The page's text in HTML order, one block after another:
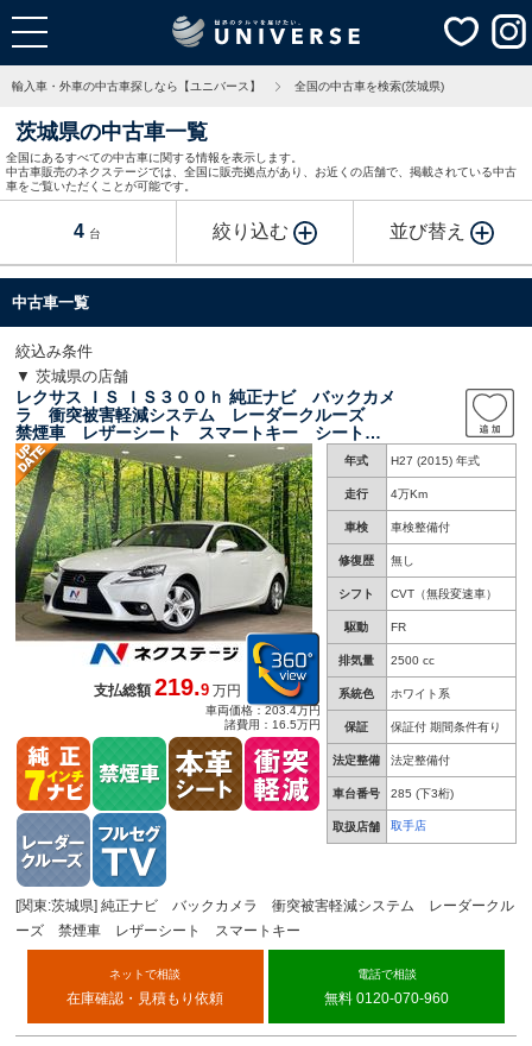
輸入車・外車の中古車探しなら【ユニバース】 全国の中古車を検索(茨城県)
茨城県の中古車一覧
全国にあるすべての中古車に関する情報を表示します。
中古車販売のネクステージでは、全国に販売拠点があり、お近くの店舗で、掲載されている中古
車をご覧いただくことが可能です。
4 台 絞り込む 並び替え
中古車一覧
絞込み条件
▼ 茨城県の店舗
レクサス ＩＳ ＩＳ３００ｈ 純正ナビ バックカメ
ラ 衝突被害軽減システム レーダークルーズ
禁煙車 レザーシート スマートキー シートヒ
ーター ＬＥＤヘッド ＥＴＣ 純正１６インチ
アルミ オートハイビーム 車線逸脱警報
年式 H27 (2015) 年式
走行 4万Km
車検 車検整備付
修復歴 無し
シフト CVT（無段変速車）
駆動 FR
排気量 2500 cc
系統色 ホワイト系
保証 保証付 期間条件有り
法定整備 法定整備付
車台番号 285 (下3桁)
取扱店舗 取手店
支払総額219.9 万円
車両価格：203.4万円
諸費用：16.5万円
[関東:茨城県] 純正ナビ バックカメラ 衝突被害軽減システム レーダークル
ーズ 禁煙車 レザーシート スマートキー
ネットで相談
在庫確認・見積もり依頼
電話で相談
無料 0120-070-960